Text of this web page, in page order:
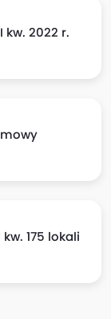
2022 r.
175 lokali